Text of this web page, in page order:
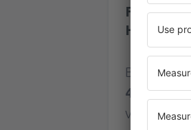
Henri
4799